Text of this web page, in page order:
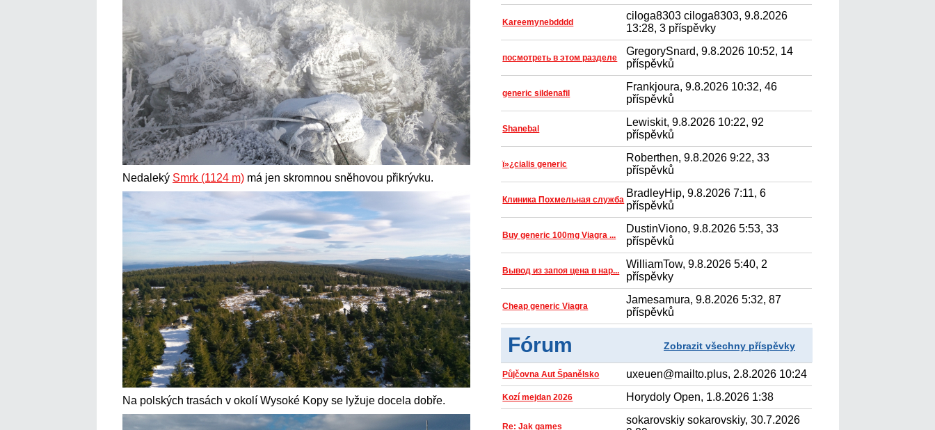
Nedaleký Smrk (1124 m) má jen skromnou sněhovou přikrývku.
Na polských trasách v okolí Wysoké Kopy se lyžuje docela dobře.
Kareemynebdddd
ciloga8303 ciloga8303, 9.8.2026
13:28, 3 příspěvky
посмотреть в этом разделе
GregorySnard, 9.8.2026 10:52, 14
příspěvků
generic sildenafil
Frankjoura, 9.8.2026 10:32, 46
příspěvků
Shanebal
Lewiskit, 9.8.2026 10:22, 92
příspěvků
ï»¿cialis generic
Roberthen, 9.8.2026 9:22, 33
příspěvků
Клиника Похмельная служба
BradleyHip, 9.8.2026 7:11, 6
příspěvků
Buy generic 100mg Viagra ...
DustinViono, 9.8.2026 5:53, 33
příspěvků
Вывод из запоя цена в нар...
WilliamTow, 9.8.2026 5:40, 2
příspěvky
Cheap generic Viagra
Jamesamura, 9.8.2026 5:32, 87
příspěvků
Fórum Zobrazit všechny příspěvky
Půjčovna Aut Španělsko uxeuen@mailto.plus, 2.8.2026 10:24
Kozí mejdan 2026 Horydoly Open, 1.8.2026 1:38
Re: Jak games
sokarovskiy sokarovskiy, 30.7.2026